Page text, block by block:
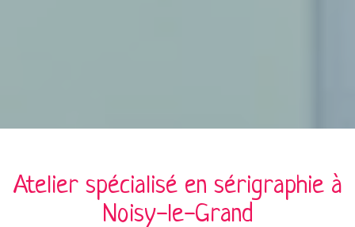
Atelier spécialisé en sérigraphieà
Noisy-le-Grand